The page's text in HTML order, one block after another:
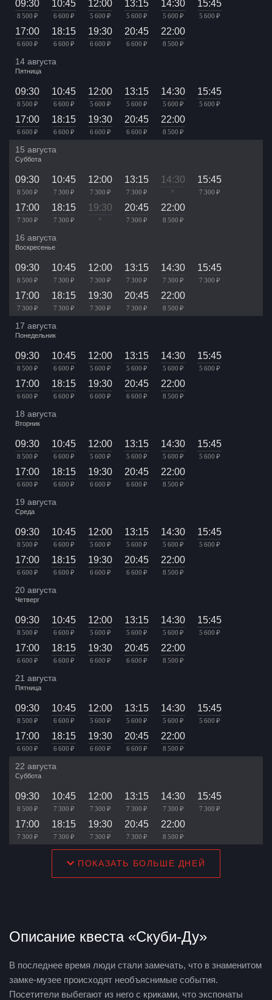
09:30
8 500 ₽
10:45
6 600 ₽
12:00
5 600 ₽
13:15
5 600 ₽
14:30
5 600 ₽
15:45
5 600 ₽
17:00
6 600 ₽
18:15
6 600 ₽
19:30
6 600 ₽
20:45
6 600 ₽
22:00
8 500 ₽
14 августа
Пятница
09:30
8 500 ₽
10:45
6 600 ₽
12:00
5 600 ₽
13:15
5 600 ₽
14:30
5 600 ₽
15:45
5 600 ₽
17:00
6 600 ₽
18:15
6 600 ₽
19:30
6 600 ₽
20:45
6 600 ₽
22:00
8 500 ₽
15 августа
Суббота
09:30
8 500 ₽
10:45
7 300 ₽
12:00
7 300 ₽
13:15
7 300 ₽
14:30
×
15:45
7 300 ₽
17:00
7 300 ₽
18:15
7 300 ₽
19:30
×
20:45
7 300 ₽
22:00
8 500 ₽
16 августа
Воскресенье
09:30
8 500 ₽
10:45
7 300 ₽
12:00
7 300 ₽
13:15
7 300 ₽
14:30
7 300 ₽
15:45
7 300 ₽
17:00
7 300 ₽
18:15
7 300 ₽
19:30
7 300 ₽
20:45
7 300 ₽
22:00
8 500 ₽
17 августа
Понедельник
09:30
8 500 ₽
10:45
6 600 ₽
12:00
5 600 ₽
13:15
5 600 ₽
14:30
5 600 ₽
15:45
5 600 ₽
17:00
6 600 ₽
18:15
6 600 ₽
19:30
6 600 ₽
20:45
6 600 ₽
22:00
8 500 ₽
18 августа
Вторник
09:30
8 500 ₽
10:45
6 600 ₽
12:00
5 600 ₽
13:15
5 600 ₽
14:30
5 600 ₽
15:45
5 600 ₽
17:00
6 600 ₽
18:15
6 600 ₽
19:30
6 600 ₽
20:45
6 600 ₽
22:00
8 500 ₽
19 августа
Среда
09:30
8 500 ₽
10:45
6 600 ₽
12:00
5 600 ₽
13:15
5 600 ₽
14:30
5 600 ₽
15:45
5 600 ₽
17:00
6 600 ₽
18:15
6 600 ₽
19:30
6 600 ₽
20:45
6 600 ₽
22:00
8 500 ₽
20 августа
Четверг
09:30
8 500 ₽
10:45
6 600 ₽
12:00
5 600 ₽
13:15
5 600 ₽
14:30
5 600 ₽
15:45
5 600 ₽
17:00
6 600 ₽
18:15
6 600 ₽
19:30
6 600 ₽
20:45
6 600 ₽
22:00
8 500 ₽
21 августа
Пятница
09:30
8 500 ₽
10:45
6 600 ₽
12:00
5 600 ₽
13:15
5 600 ₽
14:30
5 600 ₽
15:45
5 600 ₽
17:00
6 600 ₽
18:15
6 600 ₽
19:30
6 600 ₽
20:45
6 600 ₽
22:00
8 500 ₽
22 августа
Суббота
09:30
8 500 ₽
10:45
7 300 ₽
12:00
7 300 ₽
13:15
7 300 ₽
14:30
7 300 ₽
15:45
7 300 ₽
17:00
7 300 ₽
18:15
7 300 ₽
19:30
7 300 ₽
20:45
7 300 ₽
22:00
8 500 ₽
ПОКАЗАТЬ БОЛЬШЕ ДНЕЙ
Описание квеста «Скуби-Ду»
В последнее время люди стали замечать, что в знаменитом
замке-музее происходят необъяснимые события.
Посетители выбегают из него с криками, что экспонаты